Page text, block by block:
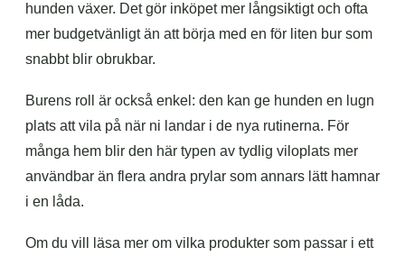
hunden växer. Det gör inköpet mer långsiktigt och ofta
mer budgetvänligt än att börja med en för liten bur som
snabbt blir obrukbar.
Burens roll är också enkel: den kan ge hunden en lugn
plats att vila på när ni landar i de nya rutinerna. För
många hem blir den här typen av tydlig viloplats mer
användbar än flera andra prylar som annars lätt hamnar
i en låda.
Om du vill läsa mer om vilka produkter som passar i ett